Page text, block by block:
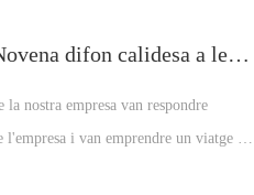
El Festival Doble Novena difon calidesa a les residències d'avis
la nostra empresa van respondre
i van emprendre un viatge de